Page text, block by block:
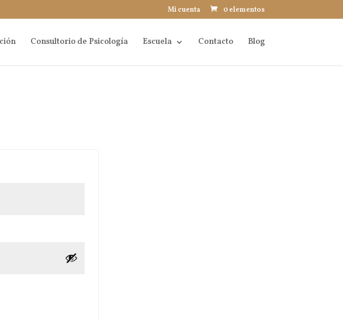
Mi cuenta 0 elementos
Consultorio de Psicología Escuela Contacto Blog